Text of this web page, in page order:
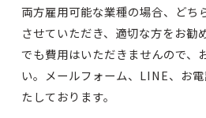
両方雇用可能な業種の場合、どち
させていただき、適切な方をお勧
でも費用はいただきませんので、
い。メールフォーム、LINE、お
たしております。